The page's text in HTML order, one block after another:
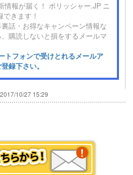
情報が届く！ ポリッシャー.JP ニ
きます！
話・お得なキャンペーン情報な
購読しないと損をするメールマ
トフォンで受けとれるメールア
録下さい。
2017/10/27 15:29